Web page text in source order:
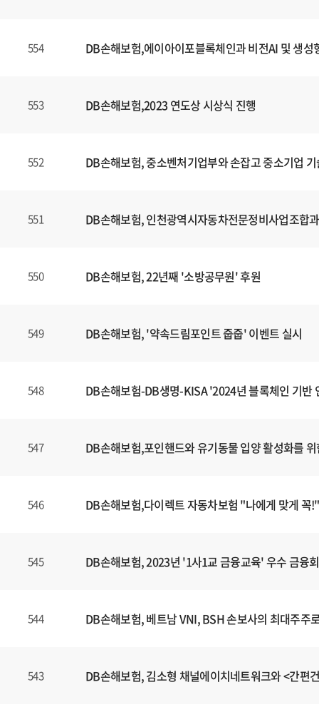
554 DB손해보험,에이아이포블록체인과 비전AI 및 생
553 DB손해보험,2023 연도상 시상식 진행
552 DB손해보험, 중소벤처기업부와 손잡고 중소기업
551 DB손해보험, 인천광역시자동차전문정비사업조합
550 DB손해보험, 22년째 '소방공무원' 후원
549 DB손해보험, '약속드림포인트 줍줍' 이벤트 실시
548 DB손해보험-DB생명-KISA '2024년 블록체인 기반
547 DB손해보험,포인핸드와 유기동물 입양 활성화를
546 DB손해보험,다이렉트 자동차보험 "나에게 맞게 꼭
545 DB손해보험, 2023년 '1사1교 금융교육' 우수 금융
544 DB손해보험, 베트남 VNI, BSH 손보사의 최대주주
543 DB손해보험, 김소형 채널에이치네트워크와 <간편